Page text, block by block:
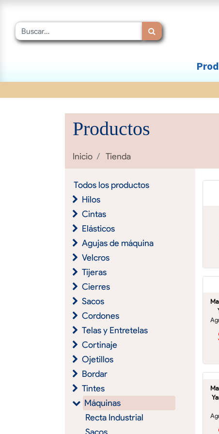
Productos
Inicio Tienda
Todos los productos
Hilos
Cintas
Elásticos
Agujas de máquina
Velcros
Tijeras
Cierres
Sacos
Cordones
Telas y Entretelas
Cortinaje
Ojetillos
Bordar
Tintes
Máquinas
Recta Industrial
Sacos